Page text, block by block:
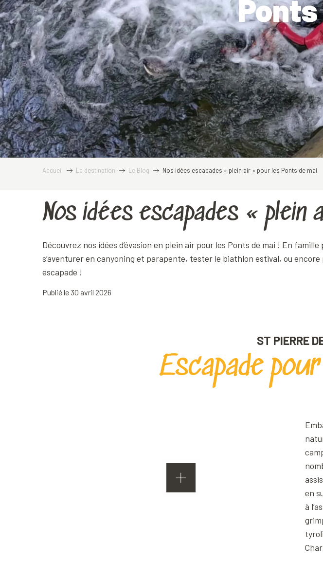
Accueil La destination Le Blog Nos idées escapades « plein air » pour les Ponts de mai
Nos idées escapades «
Découvrez nos idées d’évasion en plein air pour les Ponts de mai ! En
s’aventurer en canyoning et parapente, tester le biathlon estival, ou
escapade !
Publié le 30 avril 2026
ST PIERRE
Escapade
Indian Forest
en
à